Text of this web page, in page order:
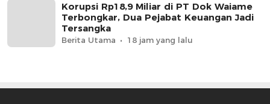
Korupsi Rp18,9 Miliar di PT Dok Waiame
Terbongkar, Dua Pejabat Keuangan Jadi
Tersangka
Berita Utama 18 jam yang lalu